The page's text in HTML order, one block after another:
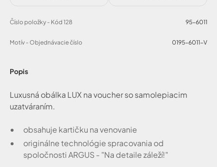
Popis
Luxusná obálka LUX na voucher so samolepiacim
uzatváraním.
obsahuje kartičku na venovanie
originálne technológie spracovania od
spoločnosti ARGUS - "Na detaile záleží!"
Číslo položky - Kód 128 95-6011
Motív - Objednávacie číslo 0195-6011-V